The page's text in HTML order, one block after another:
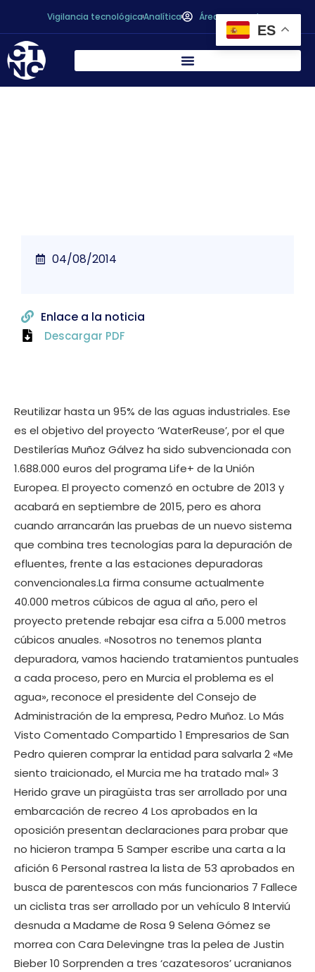
Vigilancia tecnológicaAnalítica Área personal
Reutilizar hasta un 95% de las aguas industriales. Ese
es el objetivo del proyecto ‘WaterReuse’, por el que
Destilerías Muñoz Gálvez ha sido subvencionada con
1.688.000 euros del programa Life+ de la Unión
Europea. El proyecto comenzó en octubre de 2013 y
acabará en septiembre de 2015, pero es ahora
cuando arrancarán las pruebas de un nuevo sistema
que combina tres tecnologías para la depuración de
efluentes, frente a las estaciones depuradoras
convencionales.La firma consume actualmente
40.000 metros cúbicos de agua al año, pero el
proyecto pretende rebajar esa cifra a 5.000 metros
cúbicos anuales. «Nosotros no tenemos planta
depuradora, vamos haciendo tratamientos puntuales
a cada proceso, pero en Murcia el problema es el
agua», reconoce el presidente del Consejo de
Administración de la empresa, Pedro Muñoz. Lo Más
Visto Comentado Compartido 1 Empresarios de San
Pedro quieren comprar la entidad para salvarla 2 «Me
siento traicionado, el Murcia me ha tratado mal» 3
Herido grave un piragüista tras ser arrollado por una
embarcación de recreo 4 Los aprobados en la
oposición presentan declaraciones para probar que
no hicieron trampa 5 Samper escribe una carta a la
afición 6 Personal rastrea la lista de 53 aprobados en
busca de parentescos con más funcionarios 7 Fallece
un ciclista tras ser arrollado por un vehículo 8 Interviú
desnuda a Madame de Rosa 9 Selena Gómez se
morrea con Cara Delevingne tras la pelea de Justin
Bieber 10 Sorprenden a tres ‘cazatesoros’ ucranianos
04/08/2014
Enlace a la noticia
Descargar PDF
ES